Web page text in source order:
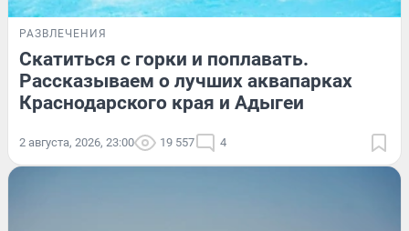
РАЗВЛЕЧЕНИЯ
Скатиться с горки и поплавать.
Рассказываем о лучших аквапарках
Краснодарского края и Адыгеи
2 августа, 2026, 23:00 19 557 4